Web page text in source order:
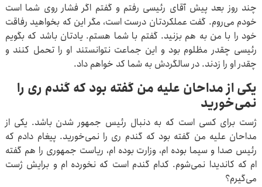
چند روز بعد پیش آقای رئیسی رفتم و گفتم اگر فشار روی شما است
خودم می‌روم. گفت عملکردتان درست است، مگر این که بخواهید رفاقت
خود را با من به هم بزنید. گفتم با شما هستم. یادتان باشد که بگویم
رئیسی چقدر مظلوم بود و این جماعت نتوانستند او را تحمل کنند و
چقدر او را زدند. در سالگردش به شما کد خواهم داد.
یکی از مداحان علیه من گفته بود که گندم ری را
نمی‌خورید
ژست برای کسی است که به دنبال رئیس جمهور شدن باشد. یکی از
مداحان علیه من گفته بود که گندم ری را نمی‌خورید. پیغام دادم که
رئیس صدا و سیما بوده ام، وزارت بوده ام، ریاست جمهوری را هم گفته
ام که کاندیدا نمی‌شوم. کدام گندم است که نخورده ام و برایش ژست
می‌گیرم؟